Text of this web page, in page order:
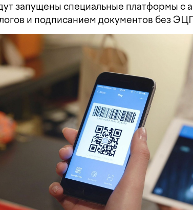
запущены специальные платформы с
и подписанием документов без